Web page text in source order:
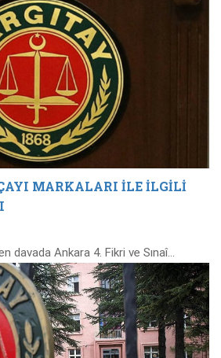
MARKALARI İLE İLGİLİ
davada Ankara 4. Fikri ve Sınaî…